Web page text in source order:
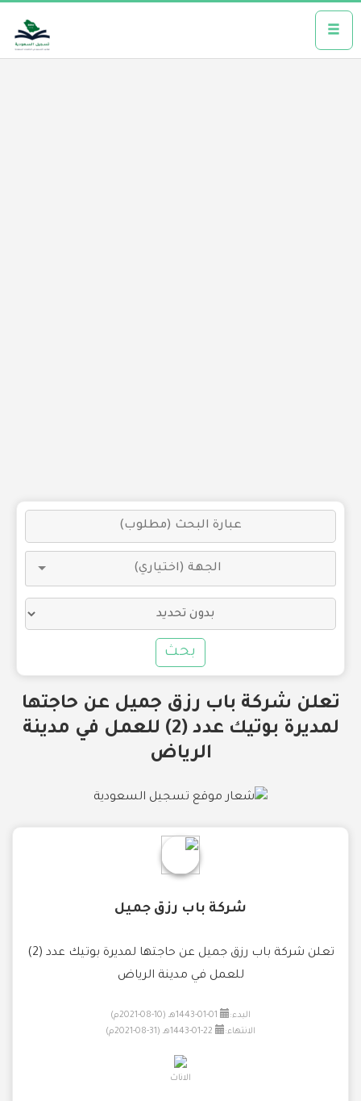
بحث
تعلن شركة باب رزق جميل عن حاجتها
لمديرة بوتيك عدد (2) للعمل في مدينة
الرياض
شركة باب رزق جميل
تعلن شركة باب رزق جميل عن حاجتها لمديرة بوتيك عدد (2)
للعمل في مدينة الرياض
البدء:
الانتهاء:
الاناث